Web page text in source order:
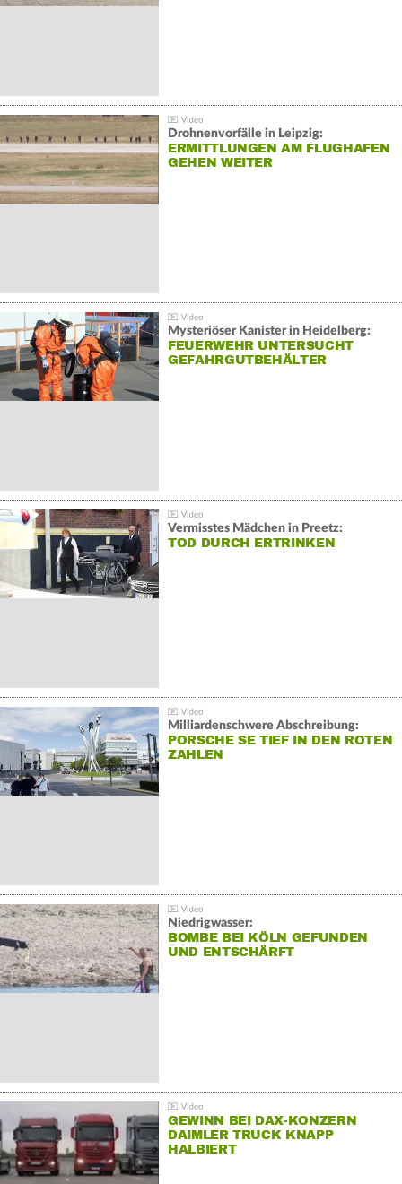
Drohnenvorfälle in Leipzig:
ERMITTLUNGEN AM FLUGHAFEN
GEHEN WEITER
Mysteriöser Kanister in Heidelberg:
FEUERWEHR UNTERSUCHT
GEFAHRGUTBEHÄLTER
Vermisstes Mädchen in Preetz:
TOD DURCH ERTRINKEN
Milliardenschwere Abschreibung:
PORSCHE SE TIEF IN DEN ROTEN
ZAHLEN
Niedrigwasser:
BOMBE BEI KÖLN GEFUNDEN
UND ENTSCHÄRFT
GEWINN BEI DAX-KONZERN
DAIMLER TRUCK KNAPP
HALBIERT